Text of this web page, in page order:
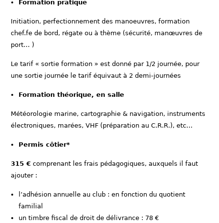
Formation pratique
Initiation, perfectionnement des manoeuvres, formation
chef.fe de bord, régate ou à thème (sécurité, manœuvres de
port… )
Le tarif « sortie formation » est donné par 1/2 journée, pour
une sortie journée le tarif équivaut à 2 demi-journées
Formation théorique, en salle
Météorologie marine, cartographie & navigation, instruments
électroniques, marées, VHF (préparation au C.R.R.), etc…
Permis côtier*
315 € comprenant les frais pédagogiques, auxquels il faut
ajouter :
l’adhésion annuelle au club : en fonction du quotient
familial
un timbre fiscal de droit de délivrance : 78 €